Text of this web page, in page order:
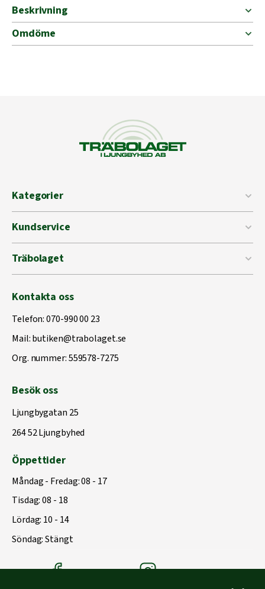
BÅREBO
Beskrivning
Omdöme
Kategorier
Kundservice
Träbolaget
Kontakta oss
Telefon:070-990 00 23
Mail:butiken@trabolaget.se
Org. nummer: 559578-7275
Besök oss
Ljungbygatan 25
264 52 Ljungbyhed
Öppettider
Måndag - Fredag: 08 - 17
Tisdag: 08 - 18
Lördag: 10 - 14
Söndag: Stängt